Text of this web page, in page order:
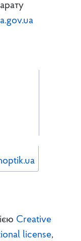
Creative
license,